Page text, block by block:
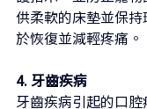
供柔軟的床墊並保持
於恢復並減輕疼痛。
4. 牙齒疾病
牙齒疾病引起的口